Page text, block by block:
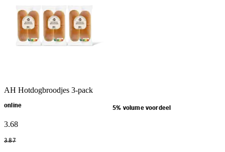
AH Hotdogbroodjes 3-pack
online 5% volume voordeel
3.68
3.87